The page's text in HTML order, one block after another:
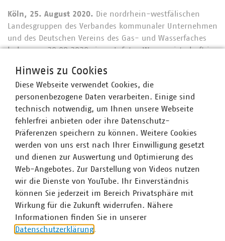
Köln, 25. August 2020. Die nordrhein-westfälischen
Landesgruppen des Verbandes kommunaler Unternehmen
und des Deutschen Vereins des Gas- und Wasserfaches
haben am 20.08.2020 einen Infotag Wasserwirtschaft im
Teilnehmern veranstaltet. Im Rahmen der in den
Räumen der Stadtwerke Hilden durchgeführten
Veranstaltung diskutierte die Branche mit Vertretern der
Landesregierung über die aktuelle Wasserpolitik in NRW.
Zum Auftakt der Veranstaltung stellte Herr Dr. Heinrich
Bottermann als Staatssekretär im NRW-
Umweltministerium heraus, dass längere
Trockenperioden in Deutschland eine Hauptaufgabe
künftiger Umweltpolitik in NRW sei. Im Blickpunkt
standen weiter die aktuelle Novelle des
Landeswassergesetzes, die Fachkräftesicherung in der
Wasserwirtschaft, die geplante landesweite
Wasserschutzgebietsverordnung und die Laufzeit von
Wasserkonzessionen. Ergänzend wurde die
Hinweis zu Cookies
Diese Webseite verwendet Cookies, die
personenbezogene Daten verarbeiten. Einige sind
technisch notwendig, um Ihnen unsere Webseite
fehlerfrei anbieten oder ihre Datenschutz-
Präferenzen speichern zu können. Weitere Cookies
werden von uns erst nach Ihrer Einwilligung gesetzt
und dienen zur Auswertung und Optimierung des
Web-Angebotes. Zur Darstellung von Videos nutzen
wir die Dienste von YouTube. Ihr Einverständnis
können Sie jederzeit im Bereich Privatsphäre mit
Wirkung für die Zukunft widerrufen. Nähere
Informationen finden Sie in unserer
Datenschutzerklärung